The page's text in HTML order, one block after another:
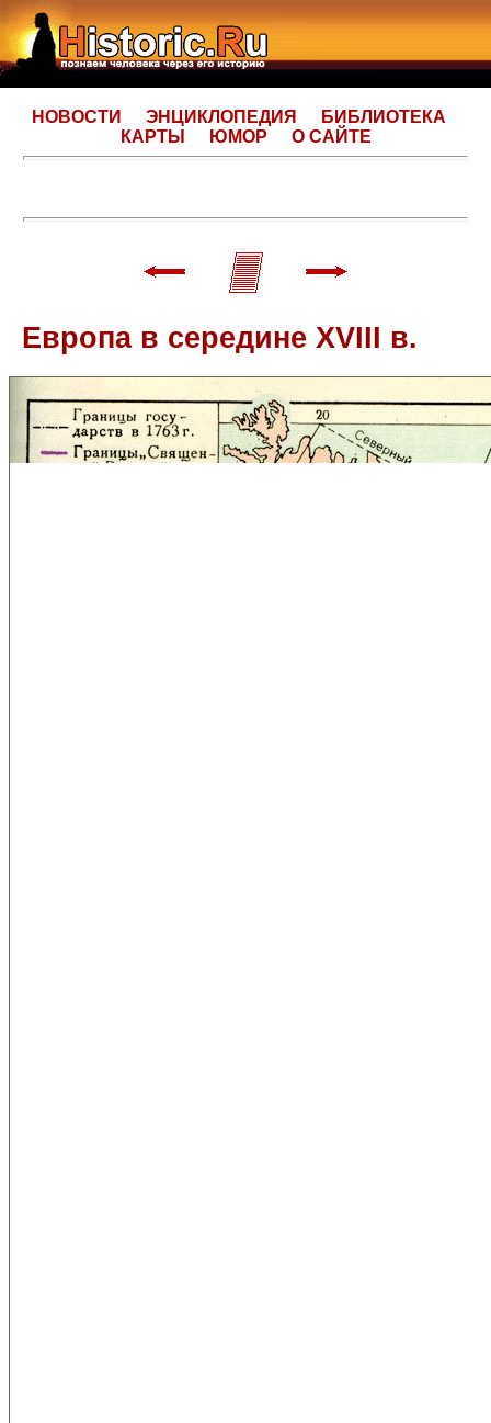
НОВОСТИ ЭНЦИКЛОПЕДИЯ
БИБЛИОТЕКА
КАРТЫ
ЮМОР О САЙТЕ
Европа в середине XVIII в.